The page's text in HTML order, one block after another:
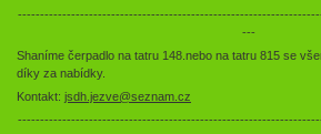
---
Shaníme čerpadlo na tatru 148.nebo na tatru 815 se
díky za nabídky.
Kontakt: jsdh.jezve@seznam.cz